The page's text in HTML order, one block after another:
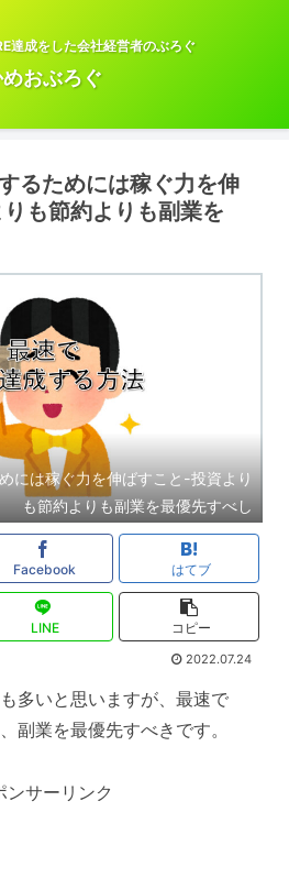
達成をした会社経営者のぶろぐ
おぶろぐ
るためには稼ぐ力を伸
も節約よりも副業を
には稼ぐ力を伸ばすこと-投資より
も節約よりも副業を最優先すべし
Facebook はてブ
LINE コピー
2022.07.24
多いと思いますが、最速で
副業を最優先すべきです。
ンサーリンク